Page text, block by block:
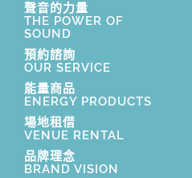
聲音的力量
THE POWER OF
SOUND
預約諮詢
OUR SERVICE
能量商品
ENERGY PRODUCTS
場地租借
VENUE RENTAL
品牌理念
BRAND VISION